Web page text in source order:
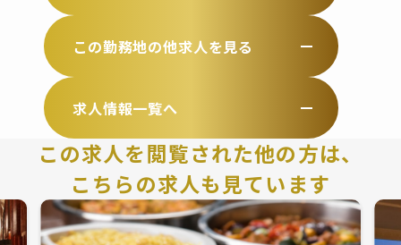
この勤務地の他求人を見る
求人情報一覧へ
この求人を閲覧された他の方は、
こちらの求人も見ています